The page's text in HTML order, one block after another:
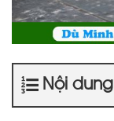
Nội dung